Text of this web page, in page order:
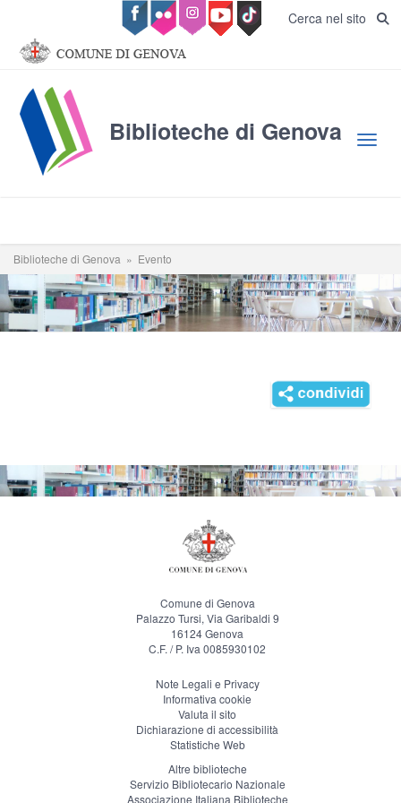
Salta al contenuto principale Cerca nel sito
Biblioteche di Genova
Biblioteche di Genova » Evento
Comune di Genova
Palazzo Tursi, Via Garibaldi 9
16124 Genova
C.F. / P. Iva 0085930102
Note Legali e Privacy
Informativa cookie
Valuta il sito
Dichiarazione di accessibilità
Statistiche Web
Altre biblioteche
Servizio Bibliotecario Nazionale
Associazione Italiana Biblioteche